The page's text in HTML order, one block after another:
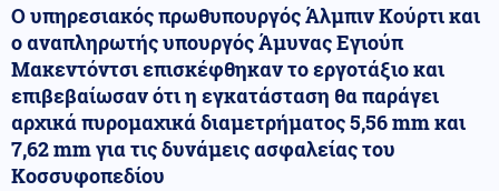
Ο υπηρεσιακός πρωθυπουργός Άλμπιν Κούρτι και
ο αναπληρωτής υπουργός Άμυνας Εγιούπ
Μακεντόντσι επισκέφθηκαν το εργοτάξιο και
επιβεβαίωσαν ότι η εγκατάσταση θα παράγει
αρχικά πυρομαχικά διαμετρήματος 5,56 mm και
7,62 mm για τις δυνάμεις ασφαλείας του
Κοσσυφοπεδίου